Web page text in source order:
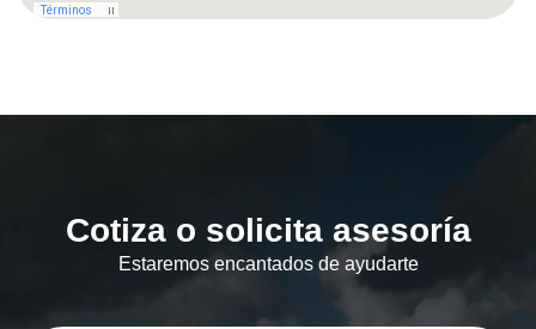
Cotiza o solicita asesoría
Estaremos encantados de ayudarte